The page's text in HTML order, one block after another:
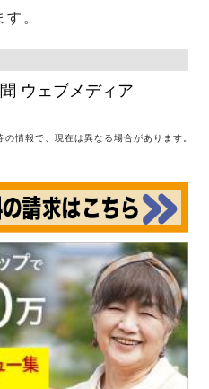
。
ウェブメディア
の情報で、現在は異なる場合があります。